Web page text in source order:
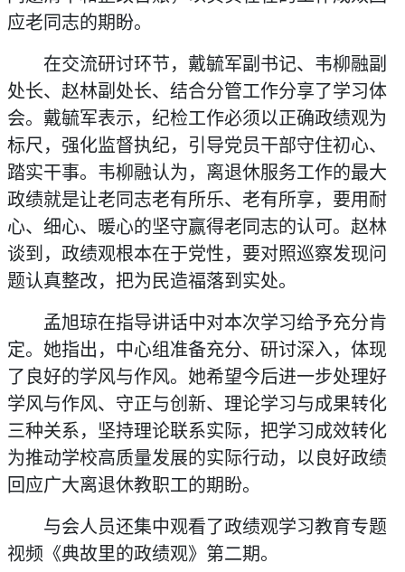
应老同志的期盼。
在交流研讨环节，戴毓军副书记、韦柳融副
处长、赵林副处长、结合分管工作分享了学习体
会。戴毓军表示，纪检工作必须以正确政绩观为
标尺，强化监督执纪，引导党员干部守住初心、
踏实干事。韦柳融认为，离退休服务工作的最大
政绩就是让老同志老有所乐、老有所享，要用耐
心、细心、暖心的坚守赢得老同志的认可。赵林
谈到，政绩观根本在于党性，要对照巡察发现问
题认真整改，把为民造福落到实处。
孟旭琼在指导讲话中对本次学习给予充分肯
定。她指出，中心组准备充分、研讨深入，体现
了良好的学风与作风。她希望今后进一步处理好
学风与作风、守正与创新、理论学习与成果转化
三种关系，坚持理论联系实际，把学习成效转化
为推动学校高质量发展的实际行动，以良好政绩
回应广大离退休教职工的期盼。
与会人员还集中观看了政绩观学习教育专题
视频《典故里的政绩观》第二期。